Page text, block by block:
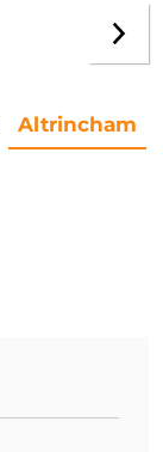
Altrincham